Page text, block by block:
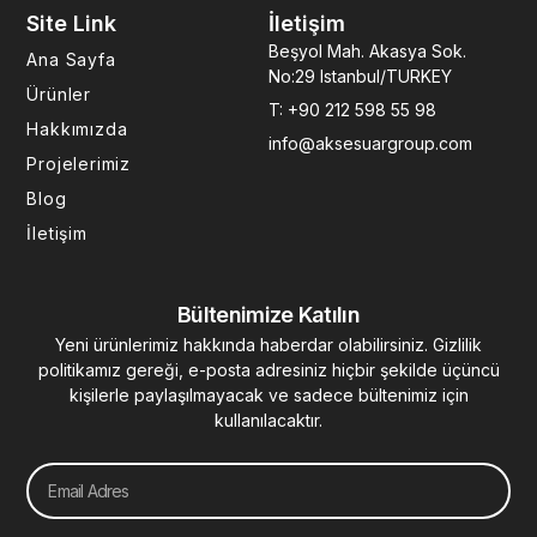
e
d
i
n
-
i
n
u
b
e
r
e
s
t
Site Link
Ana Sayfa
Ürünler
Hakkımızda
Projelerimiz
Blog
İletişim
İletişim
Beşyol Mah. Akasya Sok.
No:29 Istanbul/TURKEY
T: +90 212 598 55 98
info@aksesuargroup.com
Bültenimize Katılın
Yeni ürünlerimiz hakkında haberdar olabilirsiniz. Gizlilik
politikamız gereği, e-posta adresiniz hiçbir şekilde üçüncü
kişilerle paylaşılmayacak ve sadece bültenimiz için
kullanılacaktır.
Email